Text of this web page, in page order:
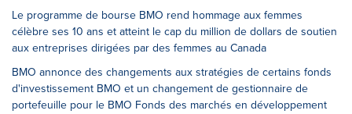
Le programme de bourse BMO rend hommage aux femmes
célèbre ses 10 ans et atteint le cap du million de dollars de soutien
aux entreprises dirigées par des femmes au Canada
BMO annonce des changements aux stratégies de certains fonds
d'investissement BMO et un changement de gestionnaire de
portefeuille pour le BMO Fonds des marchés en développement